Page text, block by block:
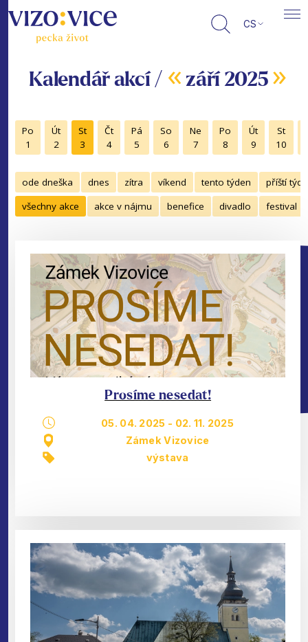
CS
Kalendář akcí / « září 2025 »
Po
1
Út
2
St
3
Čt
4
Pá
5
So
6
Ne
7
Po
8
Út
9
St
10
ode dneška dnes zítra víkend tento týden
příští
všechny akce
akce v nájmu benefice divadlo festival
Prosíme nesedat!
05. 04. 2025 - 02. 11. 2025
Zámek Vizovice
výstava